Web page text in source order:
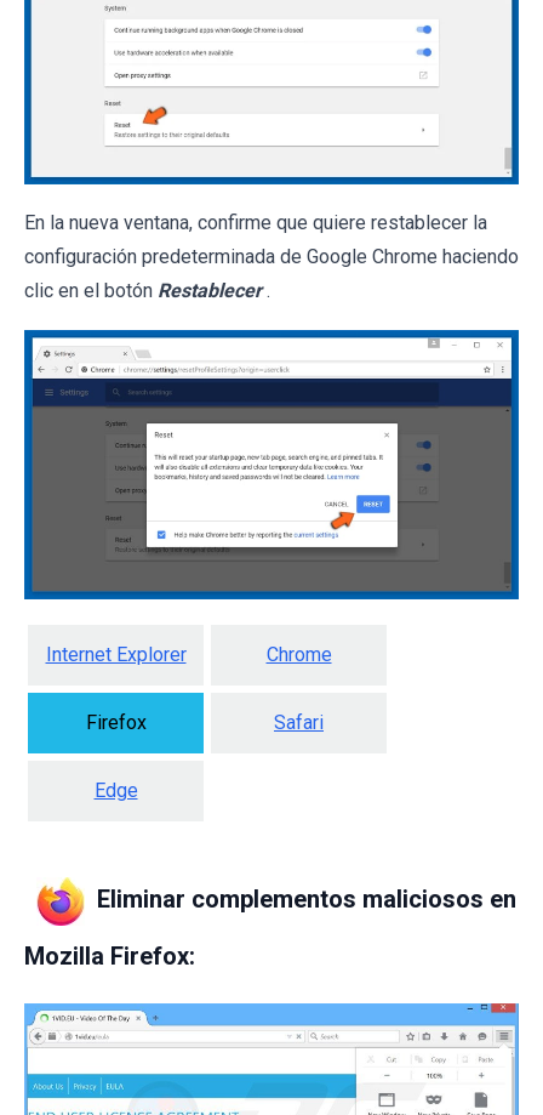
En la nueva ventana, confirme que quiere restablecer la
configuración predeterminada de Google Chrome haciendo
clic en el botón Restablecer .
Internet Explorer Chrome
Firefox Safari
Edge
Eliminar complementos maliciosos en
Mozilla Firefox: